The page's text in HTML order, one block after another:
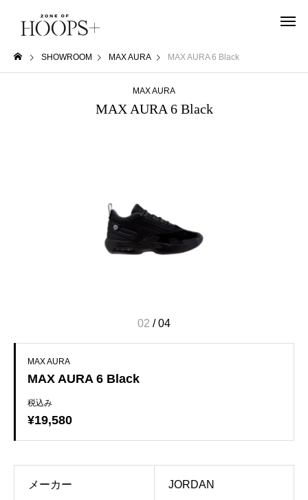
SHOWROOM MAX AURA MAX AURA 6 Black
MAX AURA
MAX AURA 6 Black
02 /04
MAX AURA
MAX AURA 6 Black
税込み
¥19,580
メーカー JORDAN